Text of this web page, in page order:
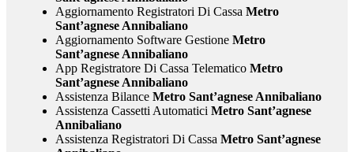
Aggiornamento Registratori Di Cassa Metro
Sant’agnese Annibaliano
Aggiornamento Software GestioneMetro
Sant’agnese Annibaliano
App Registratore Di Cassa TelematicoMetro
Sant’agnese Annibaliano
Assistenza BilanceMetro Sant’agnese Annibaliano
Assistenza Cassetti Automatici Metro Sant’agnese
Annibaliano
Assistenza Registratori Di Cassa Metro Sant’agnese